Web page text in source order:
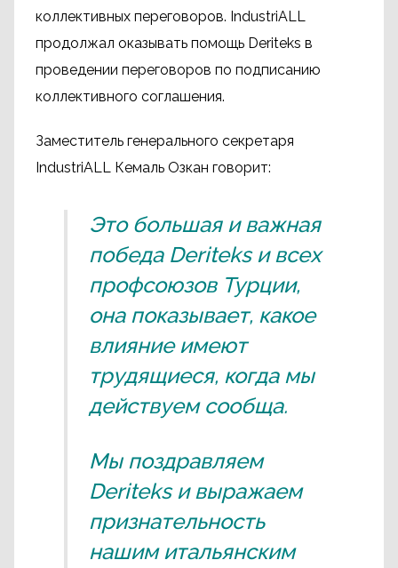
коллективных переговоров. IndustriALL
продолжал оказывать помощь Deriteks в
проведении переговоров по подписанию
коллективного соглашения.
Заместитель генерального секретаря
IndustriALL Кемаль Озкан говорит:
Это большая и важная
победа Deriteks и всех
профсоюзов Турции,
она показывает, какое
влияние имеют
трудящиеся, когда мы
действуем сообща.
Мы поздравляем
Deriteks и выражаем
признательность
нашим итальянским